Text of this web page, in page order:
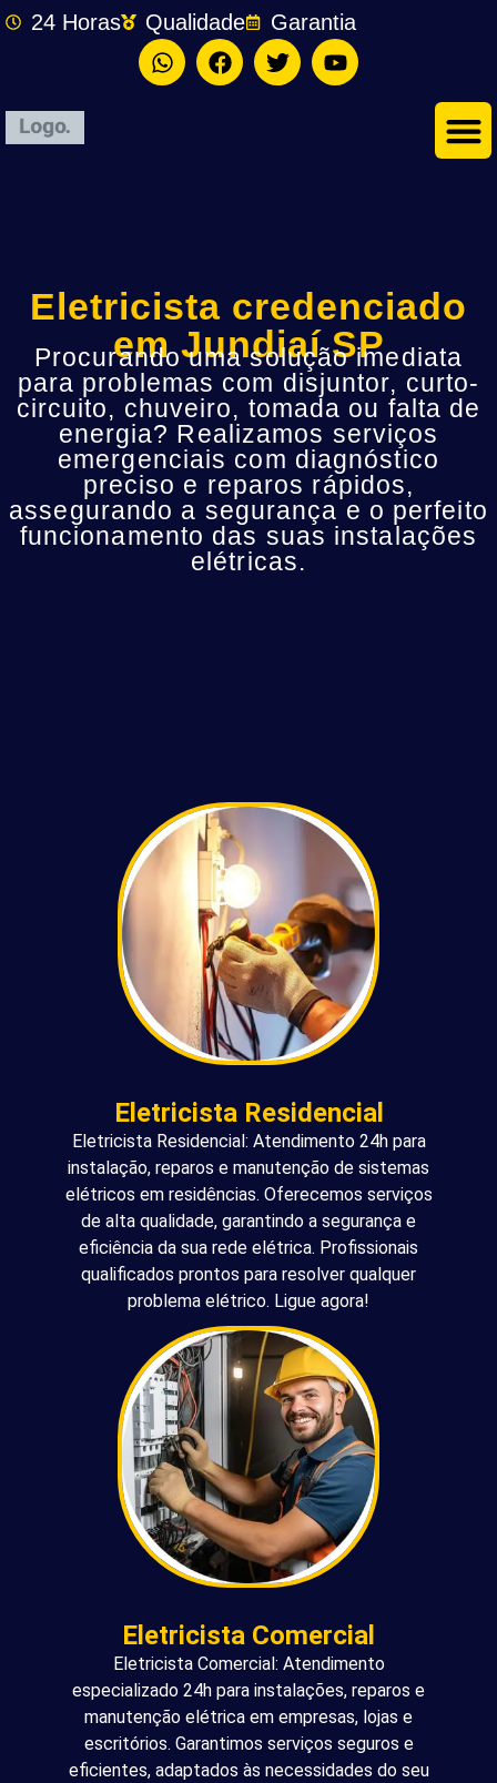
24 Horas Qualidade Garantia
Eletricista credenciado
em Jundiaí SP
Procurando uma solução imediata
para problemas com disjuntor, curto-
circuito, chuveiro, tomada ou falta de
energia? Realizamos serviços
emergenciais com diagnóstico
preciso e reparos rápidos,
assegurando a segurança e o perfeito
funcionamento das suas instalações
elétricas.
Eletricista Residencial
Eletricista Residencial: Atendimento 24h para
instalação, reparos e manutenção de sistemas
elétricos em residências. Oferecemos serviços
de alta qualidade, garantindo a segurança e
eficiência da sua rede elétrica. Profissionais
qualificados prontos para resolver qualquer
problema elétrico. Ligue agora!
Eletricista Comercial
Eletricista Comercial: Atendimento
especializado 24h para instalações, reparos e
manutenção elétrica em empresas, lojas e
escritórios. Garantimos serviços seguros e
eficientes, adaptados às necessidades do seu